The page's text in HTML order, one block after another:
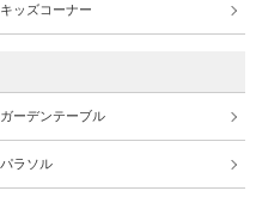
キッズコーナー
ガーデンテーブル
パラソル